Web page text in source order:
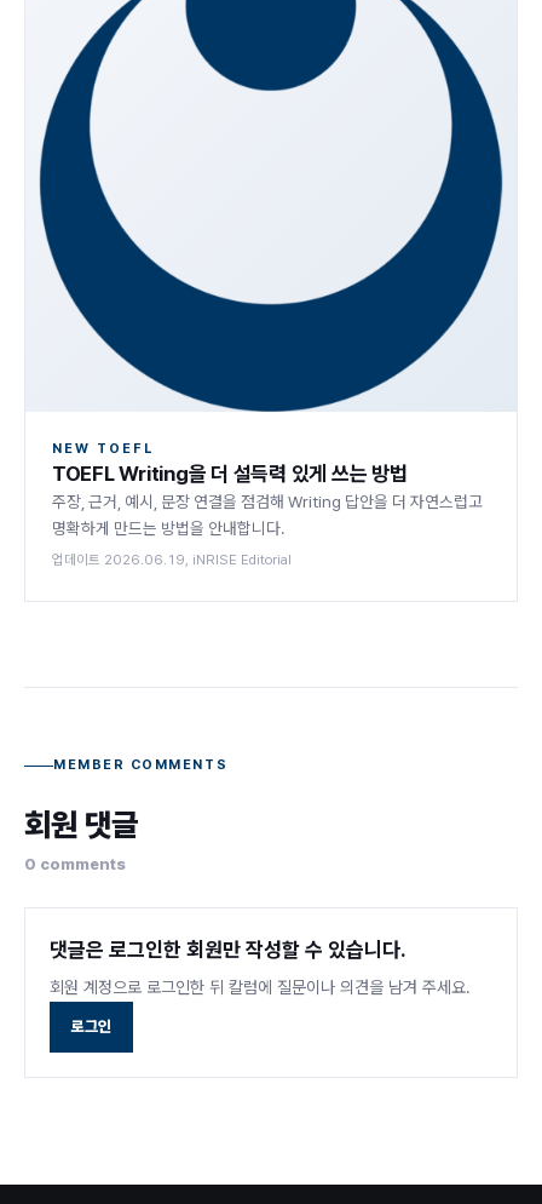
NEW TOEFL
TOEFL Writing을 더 설득력 있게 쓰는 방법
주장, 근거, 예시, 문장 연결을 점검해 Writing 답안을 더 자연스럽고
명확하게 만드는 방법을 안내합니다.
업데이트 2026.06.19, iNRISE Editorial
MEMBER COMMENTS
회원 댓글
0 comments
댓글은 로그인한 회원만 작성할 수 있습니다.
회원 계정으로 로그인한 뒤 칼럼에 질문이나 의견을 남겨 주세요.
로그인